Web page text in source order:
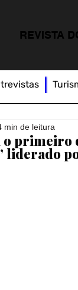
REVISTA
primeiro
liderado
min de leitura